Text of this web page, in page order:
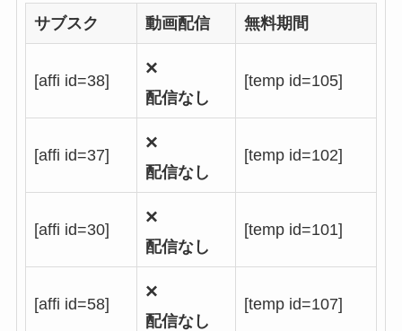
サブスク
動画配信 無料期間
[affi id=38]
×
配信なし
[temp id=105]
[affi id=37]
×
配信なし
[temp id=102]
[affi id=30]
×
配信なし
[temp id=101]
[affi id=58]
×
配信なし
[temp id=107]